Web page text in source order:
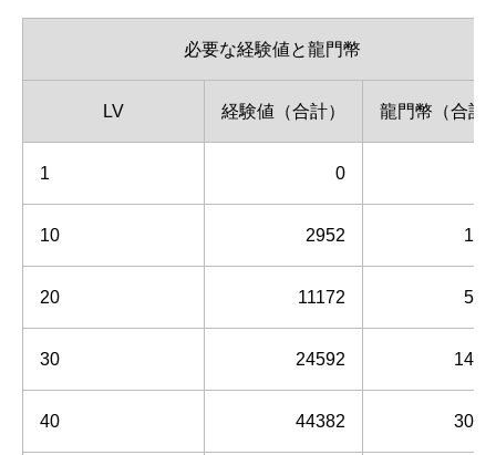
必要な経験値と龍門幣
LV 経験値（合計） 龍門幣（合計
1 0
10 2952
20 11172
30 24592
40 44382